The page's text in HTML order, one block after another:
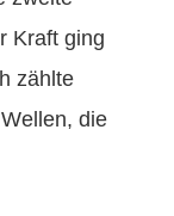
Kraft ging
zählte
die